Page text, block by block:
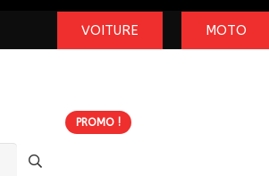
VOITURE MOTO
PROMO !